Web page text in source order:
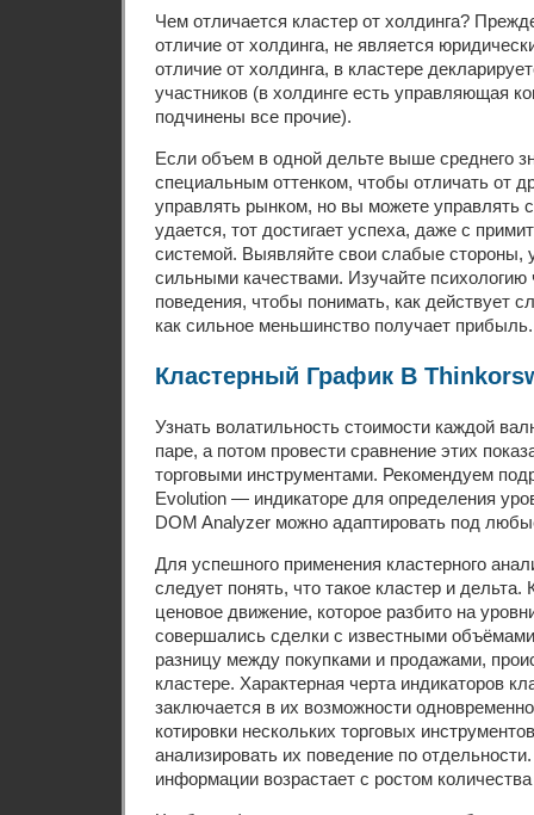
Чем отличается кластер от холдинга?
отличие от холдинга, не является
отличие от холдинга, в кластере
участников (в холдинге есть управляющая
подчинены все прочие).
Если объем в одной дельте выше среднего
специальным оттенком, чтобы отличать от
управлять рынком, но вы можете управлять
удается, тот достигает успеха, даже с
системой. Выявляйте свои слабые стороны,
сильными качествами. Изучайте психологию
поведения, чтобы понимать, как действует
как сильное меньшинство получает прибыль.
Кластерный График В
Узнать волатильность стоимости каждой
паре, а потом провести сравнение этих
торговыми инструментами. Рекомендуем
Evolution — индикаторе для определения
DOM Analyzer можно адаптировать под
Для успешного применения кластерного
следует понять, что такое кластер и
ценовое движение, которое разбито на
совершались сделки с известными
разницу между покупками и продажами,
кластере. Характерная черта индикаторов
заключается в их возможности
котировки нескольких торговых
анализировать их поведение по
информации возрастает с ростом